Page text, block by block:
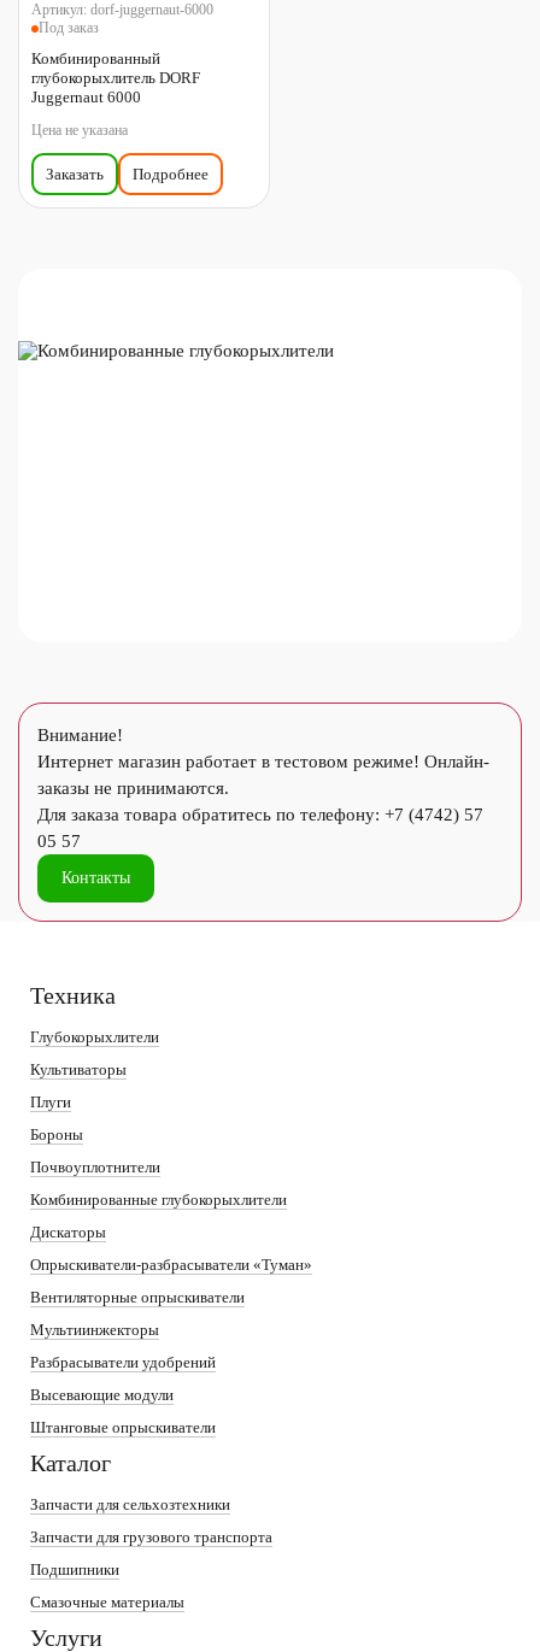
Артикул: dorf-juggernaut-6000
Под заказ
Комбинированный
глубокорыхлитель DORF
Juggernaut 6000
Цена не указана
Заказать Подробнее
Внимание!
Интернет магазин работает в тестовом режиме! Онлайн-
заказы не принимаются.
Для заказа товара обратитесь по телефону: +7 (4742) 57
05 57
Контакты
Техника
Глубокорыхлители
Культиваторы
Плуги
Бороны
Почвоуплотнители
Комбинированные глубокорыхлители
Дискаторы
Опрыскиватели-разбрасыватели «Туман»
Вентиляторные опрыскиватели
Мультиинжекторы
Разбрасыватели удобрений
Высевающие модули
Штанговые опрыскиватели
Каталог
Запчасти для сельхозтехники
Запчасти для грузового транспорта
Подшипники
Смазочные материалы
Услуги